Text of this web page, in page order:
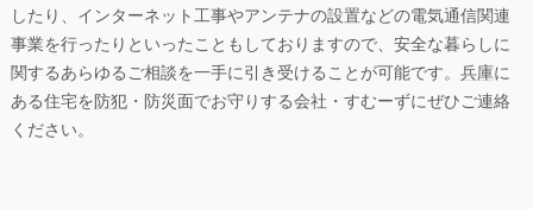
したり、インターネット工事やアンテナの設置などの電気通信関連
事業を行ったりといったこともしておりますので、安全な暮らしに
関するあらゆるご相談を一手に引き受けることが可能です。 兵庫に
ある住宅を防犯・防災面でお守りする会社・すむーずにぜひご連絡
ください。